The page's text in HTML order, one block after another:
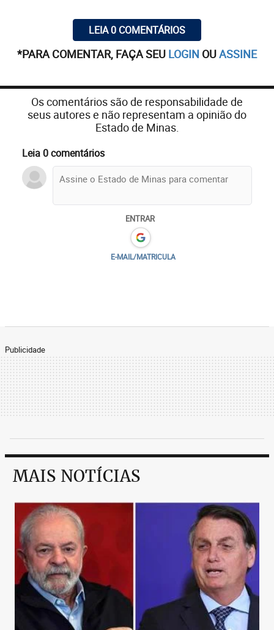
LEIA 0 COMENTÁRIOS
*PARA COMENTAR, FAÇA SEU LOGIN OUASSINE
Os comentários são de responsabilidade de
seus autores e não representam a opinião do
Estado de Minas.
Leia 0 comentários
ENTRAR
E-MAIL/MATRICULA
Publicidade
MAIS NOTÍCIAS